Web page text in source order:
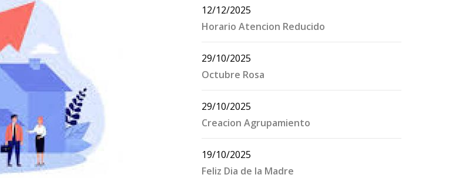
12/12/2025
Horario Atencion Reducido
29/10/2025
Octubre Rosa
29/10/2025
Creacion Agrupamiento
19/10/2025
Feliz Dia de la Madre